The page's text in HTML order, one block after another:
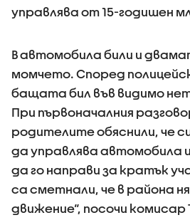
управлява от 15-годишен
В автомобила били и
момчето. Според
бащата бил във видимо
При първоначалния
родителите обяснили, че
да управлява автомобила
да го направи за кратък
са сметнали, че в района
движение“, посочи комисар